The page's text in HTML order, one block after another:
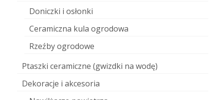
Doniczki i osłonki
Ceramiczna kula ogrodowa
Rzeźby ogrodowe
Ptaszki ceramiczne (gwizdki na wodę)
Dekoracje i akcesoria